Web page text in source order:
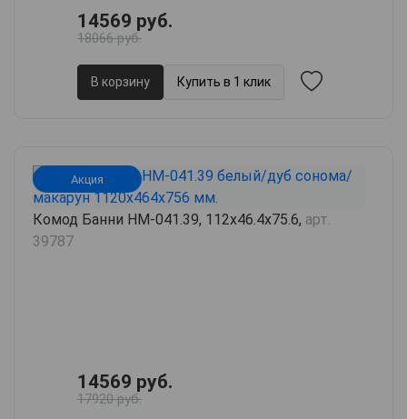
14569 руб.
18066 руб.
В корзину Купить в 1 клик
Акция
Комод Банни НМ-041.39, 112х46.4х75.6, арт.
39787
14569 руб.
17920 руб.